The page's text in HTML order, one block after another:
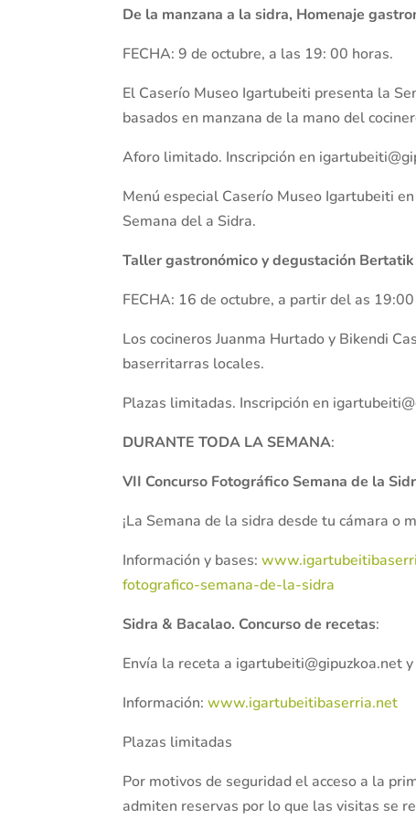
De la manzana a la sidra, Homenaje
FECHA: 9 de octubre, a las 19: 00 horas.
El Caserío Museo Igartubeiti presenta la
basados en manzana de la mano del
Aforo limitado. Inscripción en
Menú especial Caserío Museo Igartubeiti
Semana del a Sidra.
Taller gastronómico y degustación
FECHA: 16 de octubre, a partir del as
Los cocineros Juanma Hurtado y Bikendi
baserritarras locales.
Plazas limitadas. Inscripción en
DURANTE TODA LA SEMANA:
VII Concurso Fotográfico Semana de la
¡La Semana de la sidra desde tu cámara o
Información y bases:
fotografico-semana-de-la-sidra
Sidra & Bacalao. Concurso de recetas:
Envía la receta a igartubeiti@gipuzkoa.net
Información:www.igartubeitibaserria.net
Plazas limitadas
Por motivos de seguridad el acceso a la
admiten reservas por lo que las visitas se